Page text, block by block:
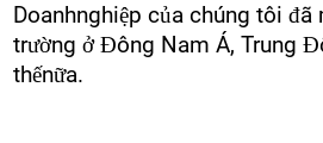
Doanhnghiệp của chúng tôi đã
trường ở Đông Nam Á, Trung
thếnữa.